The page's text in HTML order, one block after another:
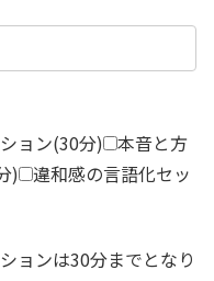
ョン(30分) 本音と方
) 違和感の言語化セッ
ョンは30分までとなり